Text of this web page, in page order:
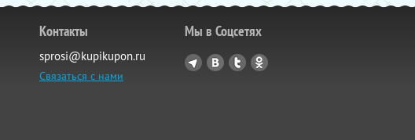
Контакты
sprosi@kupikupon.ru
Связаться с нами
Мы в Соцсетях